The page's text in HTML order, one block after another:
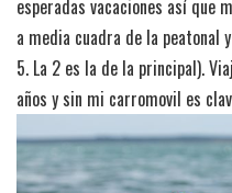
esperadas vacaciones así que
a media cuadra de la peatonal
5. La 2 es la de la principal).
años y sin mi carromovil es